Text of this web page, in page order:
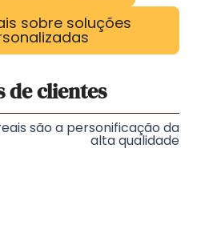
sobre soluções
de clientes
são a personificação da
alta qualidade